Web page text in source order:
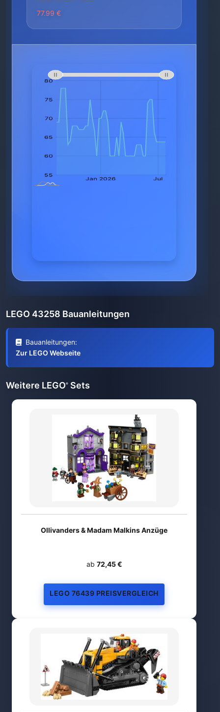
77.99 €
LEGO 43258 Bauanleitungen
Bauanleitungen:
Zur LEGO Webseite
Weitere LEGO® Sets
Ollivanders & Madam Malkins Anzüge
ab 72,45 €
LEGO 76439 PREISVERGLEICH